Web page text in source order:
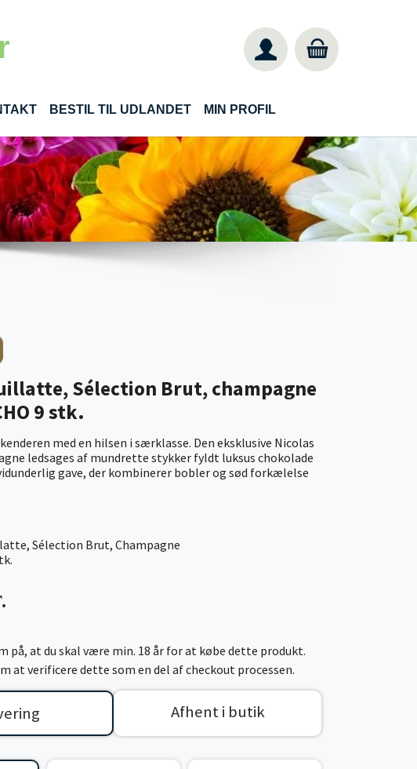
BESTIL TIL UDLANDET MIN PROFIL
Sélection Brut, champagne
9 stk.
med en hilsen i særklasse. Den eksklusive Nicolas
ledsages af mundrette stykker fyldt luksus chokolade
gave, der kombinerer bobler og sød forkælelse
Sélection Brut, Champagne
på, at du skal være min. 18 år for at købe dette produkt.
at verificere dette som en del af checkout processen.
Afhent i butik